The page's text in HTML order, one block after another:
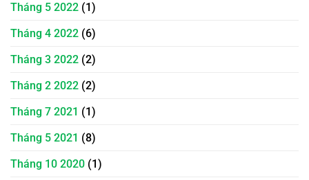
Tháng 5 2022 (1)
Tháng 4 2022 (6)
Tháng 3 2022 (2)
Tháng 2 2022 (2)
Tháng 7 2021 (1)
Tháng 5 2021 (8)
Tháng 10 2020 (1)